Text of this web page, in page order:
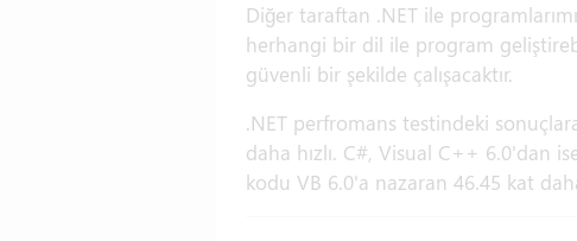
Diğer taraftan .NET ile
herhangi bir dil ile program
güvenli bir şekilde çalışacaktır.
.NET perfromans testindeki
daha hızlı. C#, Visual C++ 6.0'dan
kodu VB 6.0'a nazaran 46.45 kat daha